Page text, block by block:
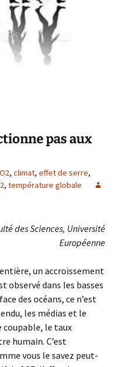
pas aux
, climat, effet de serre,
, température globale
des Sciences, Université
Européenne
un accroissement
observé dans les basses
des océans, ce n’est
les médias et le
coupable, le taux
humain. C’est
vous le savez peut-